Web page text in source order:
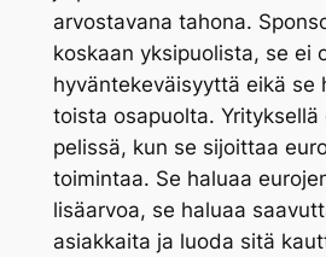
arvostavana tahona.
koskaan yksipuolista, se ei
hyväntekeväisyyttä eikä se
toista osapuolta. Yrityksellä
pelissä, kun se sijoittaa
toimintaa. Se haluaa
lisäarvoa, se haluaa
asiakkaita ja luoda sitä